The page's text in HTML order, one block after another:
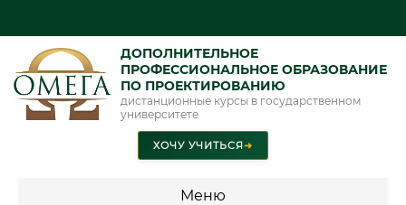
ДОПОЛНИТЕЛЬНОЕ
ПРОФЕССИОНАЛЬНОЕ ОБРАЗОВАНИЕ
ПО ПРОЕКТИРОВАНИЮ
дистанционные курсы в государственном
университете
ХОЧУ УЧИТЬСЯ➜
Меню